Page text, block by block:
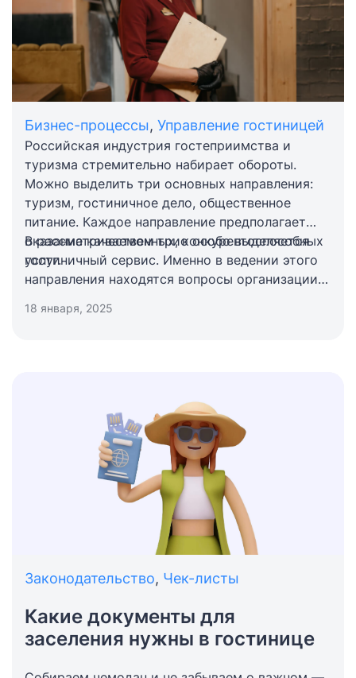
Бизнес-процессы, Управление гостиницей
Гостиничное дело:
перспективы развития и залог
успеха
Российская индустрия гостеприимства и
туризма стремительно набирает обороты.
Можно выделить три основных направления:
туризм, гостиничное дело, общественное
питание. Каждое направление предполагает
оказание качественных, конкурентоспособных
услуг.
В рассматриваемом трио особо выделяется
гостиничный сервис. Именно в ведении этого
направления находятся вопросы организации
путешественников. Рассмотрим детальнее
18 января, 2025
Законодательство, Чек-листы
Какие документы для
заселения нужны в гостинице